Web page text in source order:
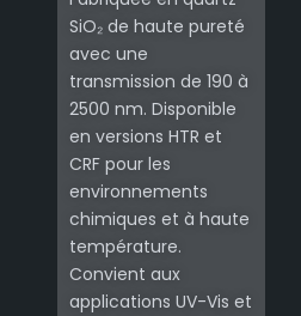
SiO₂ de haute pureté
avec une
transmission de 190 à
2500 nm. Disponible
en versions HTR et
CRF pour les
environnements
chimiques et à haute
température.
Convient aux
applications UV-Vis et